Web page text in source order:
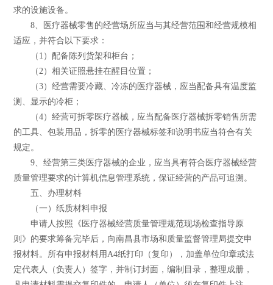
求的设施设备。
8、医疗器械零售的经营场所应当与其经营范围和经营规模相
适应，并符合以下要求：
（1）配备陈列货架和柜台；
（2）相关证照悬挂在醒目位置；
（3）经营需要冷藏、冷冻的医疗器械，应当配备具有温度监
测、显示的冷柜；
（4）经营可拆零医疗器械，应当配备医疗器械拆零销售所需
的工具、包装用品，拆零的医疗器械标签和说明书应当符合有关
规定。
9、经营第三类医疗器械的企业，应当具有符合医疗器械经营
质量管理要求的计算机信息管理系统，保证经营的产品可追溯。
五、办理材料
（一）纸质材料申报
申请人按照《医疗器械经营质量管理规范现场检查指导原
则》的要求筹备完毕后，向南昌县市场和质量监督管理局提交申
报材料。所有申报材料用A4纸打印（复印），加盖单位印章或法
定代表人（负责人）签字，并制订封面，编制目录，整理成册，